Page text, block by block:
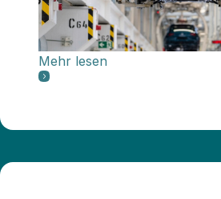
Mehr lesen